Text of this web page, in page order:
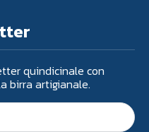
quindicinale con
birra artigianale.